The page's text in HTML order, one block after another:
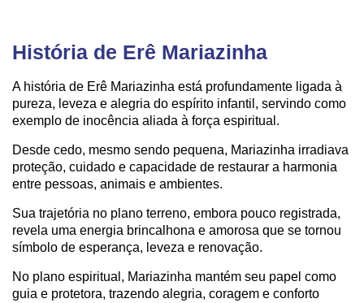
História de Erê Mariazinha
A história de Erê Mariazinha está profundamente ligada à
pureza, leveza e alegria do espírito infantil, servindo como
exemplo de inocência aliada à força espiritual.
Desde cedo, mesmo sendo pequena, Mariazinha irradiava
proteção, cuidado e capacidade de restaurar a harmonia
entre pessoas, animais e ambientes.
Sua trajetória no plano terreno, embora pouco registrada,
revela uma energia brincalhona e amorosa que se tornou
símbolo de esperança, leveza e renovação.
No plano espiritual, Mariazinha mantém seu papel como
guia e protetora, trazendo alegria, coragem e conforto